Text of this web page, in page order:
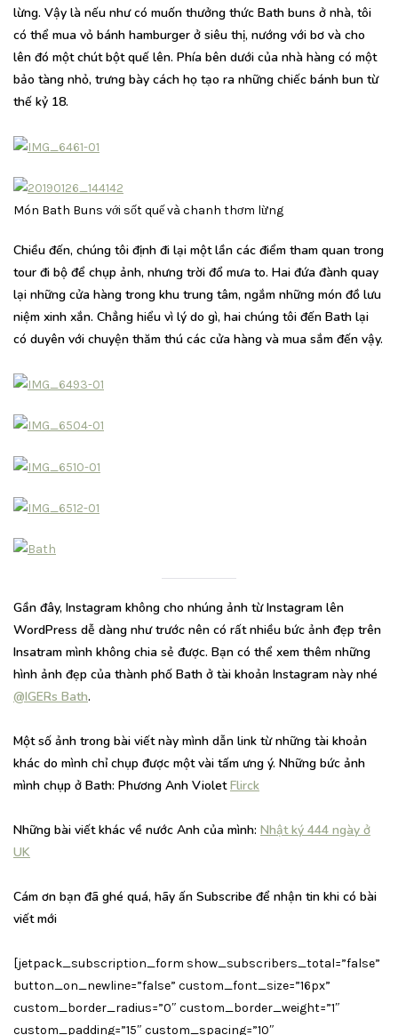
lừng. Vậy là nếu như có muốn thưởng thức Bath buns ở nhà, tôi
có thể mua vỏ bánh hamburger ở siêu thị, nướng với bơ và cho
lên đó một chút bột quế lên. Phía bên dưới của nhà hàng có một
bảo tàng nhỏ, trưng bày cách họ tạo ra những chiếc bánh bun từ
thế kỷ 18.
Món Bath Buns với sốt quế và chanh thơm lừng
Chiều đến, chúng tôi định đi lại một lần các điểm tham quan trong
tour đi bộ để chụp ảnh, nhưng trời đổ mưa to. Hai đứa đành quay
lại những cửa hàng trong khu trung tâm, ngắm những món đồ lưu
niệm xinh xắn. Chẳng hiểu vì lý do gì, hai chúng tôi đến Bath lại
có duyên với chuyện thăm thú các cửa hàng và mua sắm đến vậy.
Gần đây, Instagram không cho nhúng ảnh từ Instagram lên
WordPress dễ dàng như trước nên có rất nhiều bức ảnh đẹp trên
Insatram mình không chia sẻ được. Bạn có thể xem thêm những
hình ảnh đẹp của thành phố Bath ở tài khoản Instagram này nhé
@IGERs Bath.
Một số ảnh trong bài viết này mình dẫn link từ những tài khoản
khác do mình chỉ chụp được một vài tấm ưng ý. Những bức ảnh
mình chụp ở Bath: Phương Anh VioletFlirck
Những bài viết khác về nước Anh của mình: Nhật ký 444 ngày ở
UK
Cám ơn bạn đã ghé quá, hãy ấn Subscribe để nhận tin khi có bài
viết mới
[jetpack_subscription_form show_subscribers_total=”false”
button_on_newline=”false” custom_font_size=”16px”
custom_border_radius=”0″ custom_border_weight=”1″
custom_padding=”15″ custom_spacing=”10″